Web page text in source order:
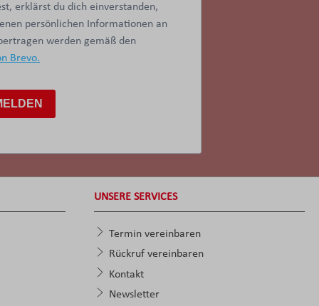
erklärst du dich einverstanden,
persönlichen Informationen an
werden gemäß den
Brevo.
UNSERE SERVICES
Termin vereinbaren
Rückruf vereinbaren
Kontakt
Newsletter